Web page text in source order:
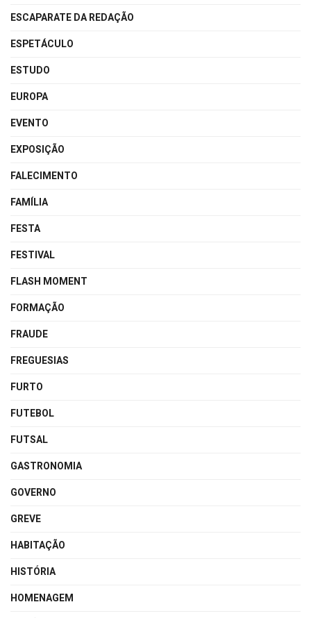
ESCAPARATE DA REDAÇÃO
ESPETÁCULO
ESTUDO
EUROPA
EVENTO
EXPOSIÇÃO
FALECIMENTO
FAMÍLIA
FESTA
FESTIVAL
FLASH MOMENT
FORMAÇÃO
FRAUDE
FREGUESIAS
FURTO
FUTEBOL
FUTSAL
GASTRONOMIA
GOVERNO
GREVE
HABITAÇÃO
HISTÓRIA
HOMENAGEM